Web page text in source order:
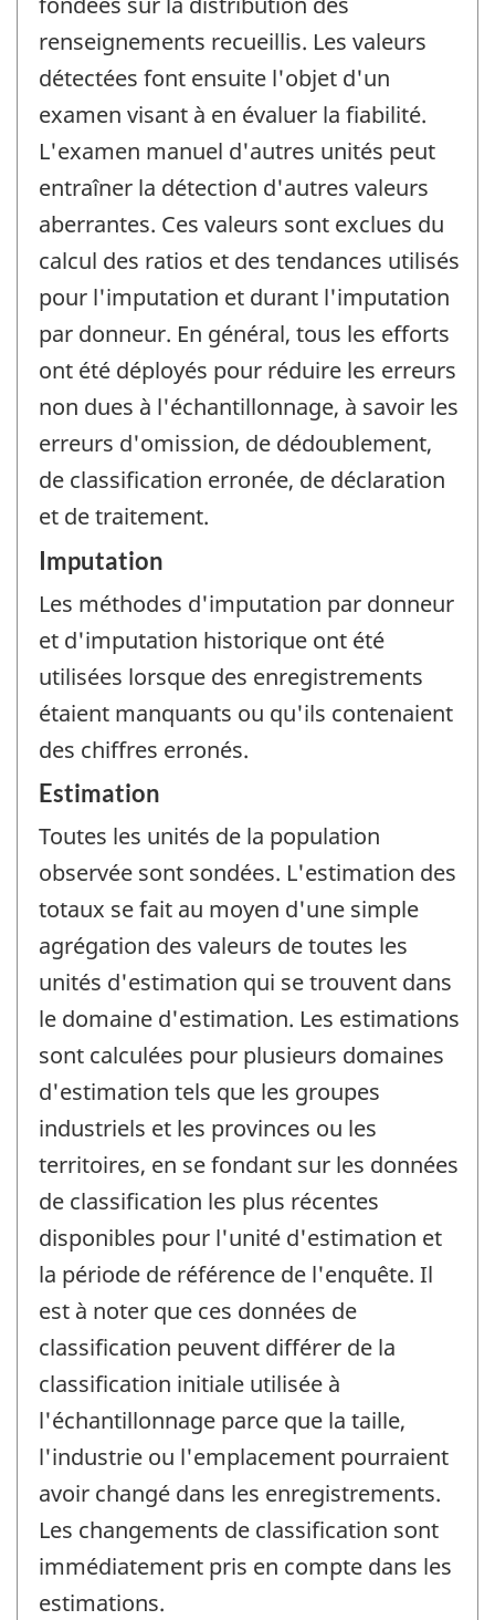
renseignements recueillis. Les valeurs
détectées font ensuite l'objet d'un
examen visant à en évaluer la fiabilité.
L'examen manuel d'autres unités peut
entraîner la détection d'autres valeurs
aberrantes. Ces valeurs sont exclues du
calcul des ratios et des tendances utilisés
pour l'imputation et durant l'imputation
par donneur. En général, tous les efforts
ont été déployés pour réduire les erreurs
non dues à l'échantillonnage, à savoir les
erreurs d'omission, de dédoublement,
de classification erronée, de déclaration
et de traitement.
Imputation
Les méthodes d'imputation par donneur
et d'imputation historique ont été
utilisées lorsque des enregistrements
étaient manquants ou qu'ils contenaient
des chiffres erronés.
Estimation
Toutes les unités de la population
observée sont sondées. L'estimation des
totaux se fait au moyen d'une simple
agrégation des valeurs de toutes les
unités d'estimation qui se trouvent dans
le domaine d'estimation. Les estimations
sont calculées pour plusieurs domaines
d'estimation tels que les groupes
industriels et les provinces ou les
territoires, en se fondant sur les données
de classification les plus récentes
disponibles pour l'unité d'estimation et
la période de référence de l'enquête. Il
est à noter que ces données de
classification peuvent différer de la
classification initiale utilisée à
l'échantillonnage parce que la taille,
l'industrie ou l'emplacement pourraient
avoir changé dans les enregistrements.
Les changements de classification sont
immédiatement pris en compte dans les
estimations.